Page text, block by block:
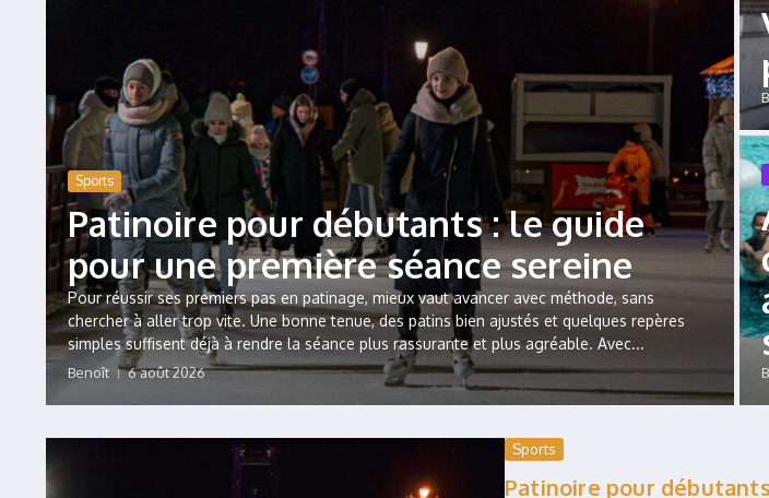
Sports
Patinoire pour débutants : le guide
pour une première séance sereine
Pour réussir ses premiers pas en patinage, mieux vaut avancer avec méthode, sans
chercher à aller trop vite. Une bonne tenue, des patins bien ajustés et quelques repères
simples suffisent déjà à rendre la séance plus rassurante et plus agréable. Avec...
Benoît 6 août 2026
Sports
Patinoire pour